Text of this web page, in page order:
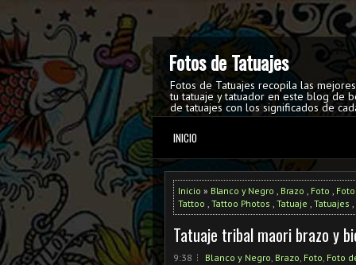
Fotos de Tatuajes
Fotos de Tatuajes recopila las
tu tatuaje y tatuador en este blog de
de tatuajes con los significados de
INICIO
Inicio » Blanco y Negro , Brazo , Foto ,
Tattoo , Tattoo Photos , Tatuaje , Tatuajes ,
Tatuaje tribal maori brazo y
9:38 Blanco y Negro, Brazo, Foto, Foto